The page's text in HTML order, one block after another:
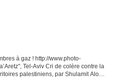
à gaz ! http://www.photo-
Tel-Aviv Cri de colère contre la
palestiniens, par Shulamit Aloni,